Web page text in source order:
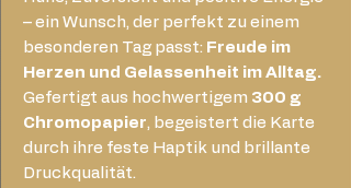
– ein Wunsch, der perfekt zu einem
besonderen Tag passt: Freude im
Herzen und Gelassenheit im Alltag.
Gefertigt aus hochwertigem 300 g
Chromopapier, begeistert die Karte
durch ihre feste Haptik und brillante
Druckqualität.